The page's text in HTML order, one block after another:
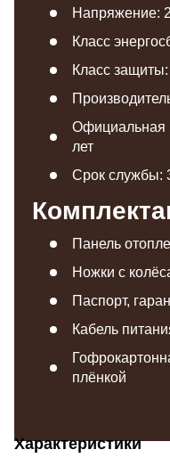
Напряжение:
Класс
Класс
Официальная
лет
Срок службы:
Панель
Ножки с
Паспорт,
Кабель
плёнкой
Характеристики